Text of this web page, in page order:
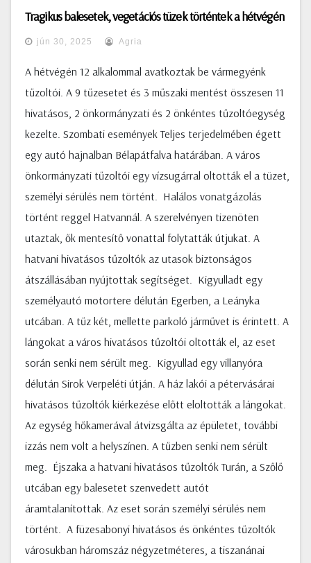
Tragikus balesetek, vegetációs tüzek történtek a hétvégén
jún 30, 2025 Agria
A hétvégén 12 alkalommal avatkoztak be vármegyénk
tűzoltói. A 9 tűzesetet és 3 műszaki mentést összesen 11
hivatásos, 2 önkormányzati és 2 önkéntes tűzoltóegység
kezelte. Szombati események Teljes terjedelmében égett
egy autó hajnalban Bélapátfalva határában. A város
önkormányzati tűzoltói egy vízsugárral oltották el a tüzet,
személyi sérülés nem történt. Halálos vonatgázolás
történt reggel Hatvannál. A szerelvényen tizenöten
utaztak, ők mentesítő vonattal folytatták útjukat. A
hatvani hivatásos tűzoltók az utasok biztonságos
átszállásában nyújtottak segítséget. Kigyulladt egy
személyautó motortere délután Egerben, a Leányka
utcában. A tűz két, mellette parkoló járművet is érintett. A
lángokat a város hivatásos tűzoltói oltották el, az eset
során senki nem sérült meg. Kigyullad egy villanyóra
délután Sirok Verpeléti útján. A ház lakói a pétervásárai
hivatásos tűzoltók kiérkezése előtt eloltották a lángokat.
Az egység hőkamerával átvizsgálta az épületet, további
izzás nem volt a helyszínen. A tűzben senki nem sérült
meg. Éjszaka a hatvani hivatásos tűzoltók Turán, a Szőlő
utcában egy balesetet szenvedett autót
áramtalanítottak. Az eset során személyi sérülés nem
történt. A füzesabonyi hivatásos és önkéntes tűzoltók
városukban háromszáz négyzetméteres, a tiszanánai